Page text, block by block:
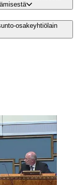
osakeyhtiölain